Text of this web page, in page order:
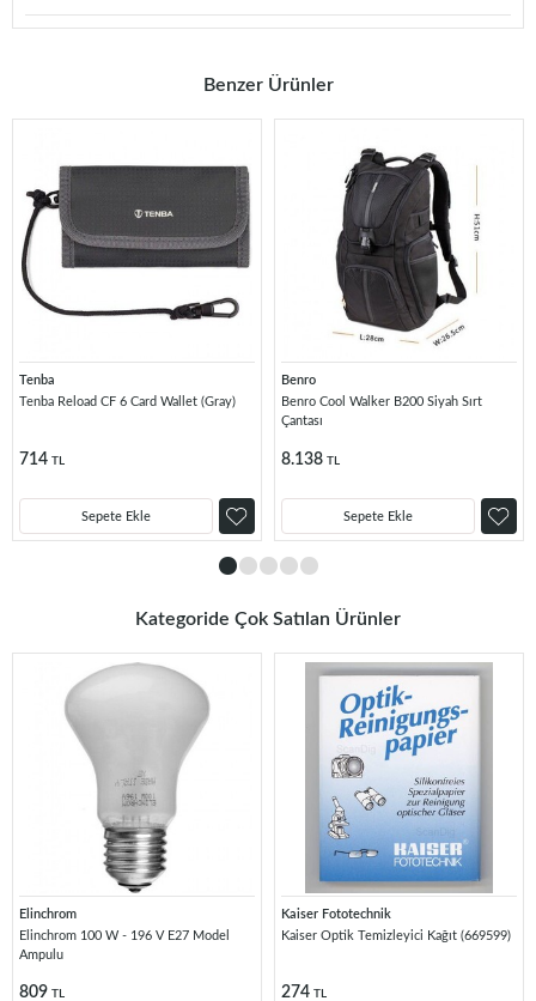
Benzer Ürünler
Tenba
Tenba Reload CF 6 Card Wallet (Gray)
714 TL
Sepete Ekle
Benro
Benro Cool Walker B200 Siyah Sırt
Çantası
8.138 TL
Sepete Ekle
Kategoride Çok Satılan Ürünler
Elinchrom
Elinchrom 100 W - 196 V E27 Model
Ampulu
809 TL
Kaiser Fototechnik
Kaiser Optik Temizleyici Kağıt (669599)
274 TL